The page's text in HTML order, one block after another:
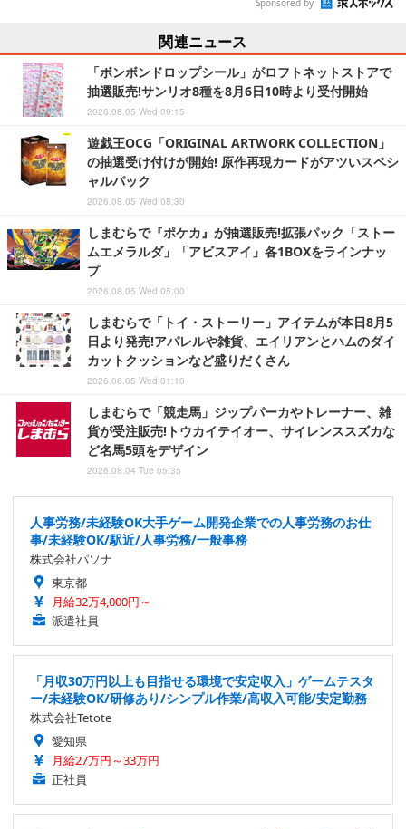
Sponsored by
関連ニュース
「ボンボンドロップシール」がロフトネットストアで
抽選販売!サンリオ8種を8月6日10時より受付開始
2026.08.05 Wed 09:15
遊戯王OCG「ORIGINAL ARTWORK COLLECTION」
の抽選受け付けが開始! 原作再現カードがアツいスペシ
ャルパック
2026.08.05 Wed 08:30
しまむらで『ポケカ』が抽選販売!拡張パック「ストー
ムエメラルダ」「アビスアイ」各1BOXをラインナッ
プ
2026.08.05 Wed 05:00
しまむらで「トイ・ストーリー」アイテムが本日8月5
日より発売!アパレルや雑貨、エイリアンとハムのダイ
カットクッションなど盛りだくさん
2026.08.05 Wed 01:10
しまむらで「競走馬」ジップパーカやトレーナー、雑
貨が受注販売!トウカイテイオー、サイレンススズカな
ど名馬5頭をデザイン
2026.08.04 Tue 05:35
人事労務/未経験OK大手ゲーム開発企業での人事労務のお仕
事/未経験OK/駅近/人事労務/一般事務
株式会社パソナ
東京都
月給32万4,000円～
派遣社員
「月収30万円以上も目指せる環境で安定収入」ゲームテスタ
ー/未経験OK/研修あり/シンプル作業/高収入可能/安定勤務
株式会社Tetote
愛知県
月給27万円～33万円
正社員